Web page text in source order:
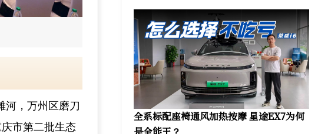
河，万州区磨刀
市第二批生态
全系标配座椅通风加热按摩 星途EX7为何